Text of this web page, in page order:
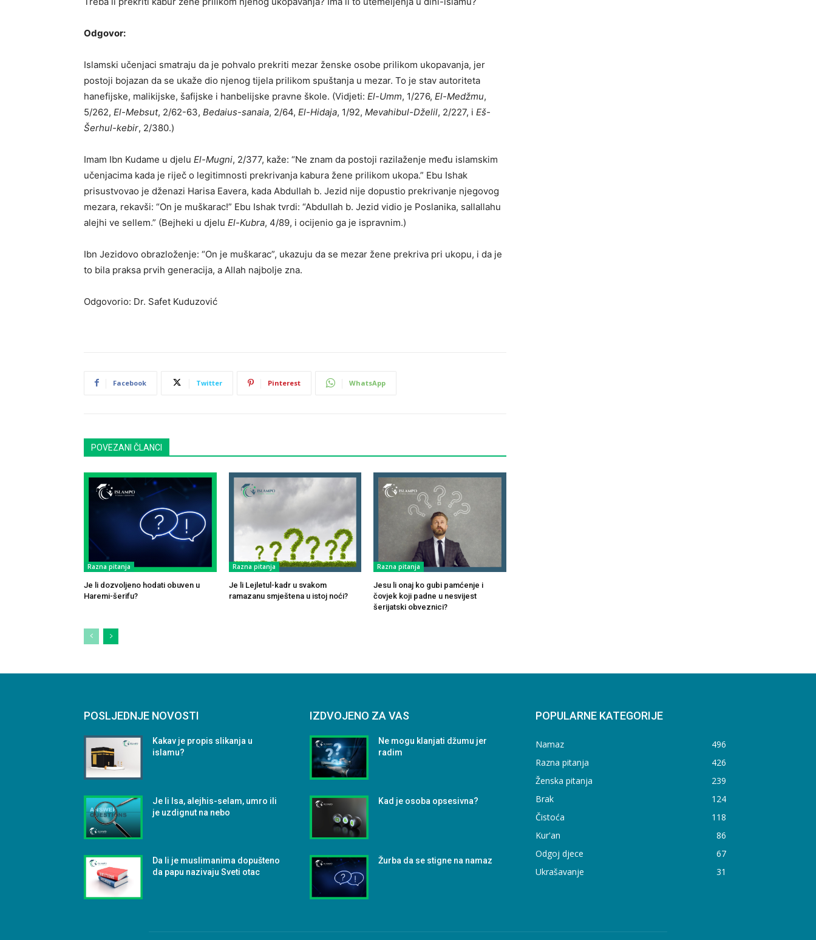
Odgovor:
Islamski učenjaci smatraju da je pohvalo prekriti mezar ženske osobe prilikom ukopavanja, jer
postoji bojazan da se ukaže dio njenog tijela prilikom spuštanja u mezar. To je stav autoriteta
hanefijske, malikijske, šafijske i hanbelijske pravne škole. (Vidjeti: El-Umm, 1/276, El-Medžmu,
5/262, El-Mebsut, 2/62-63, Bedaius-sanaia, 2/64, El-Hidaja, 1/92, Mevahibul-Dželil, 2/227, i Eš-
Šerhul-kebir, 2/380.)
Imam Ibn Kudame u djelu El-Mugni, 2/377, kaže: “Ne znam da postoji razilaženje među islamskim
učenjacima kada je riječ o legitimnosti prekrivanja kabura žene prilikom ukopa.” Ebu Ishak
prisustvovao je dženazi Harisa Eavera, kada Abdullah b. Jezid nije dopustio prekrivanje njegovog
mezara, rekavši: “On je muškarac!” Ebu Ishak tvrdi: “Abdullah b. Jezid vidio je Poslanika, sallallahu
alejhi ve sellem.” (Bejheki u djelu El-Kubra, 4/89, i ocijenio ga je ispravnim.)
Ibn Jezidovo obrazloženje: “On je muškarac”, ukazuju da se mezar žene prekriva pri ukopu, i da je
to bila praksa prvih generacija, a Allah najbolje zna.
Odgovorio: Dr. Safet Kuduzović
Facebook Twitter Pinterest WhatsApp
POVEZANI ČLANCI
Razna pitanja
Je li dozvoljeno hodati obuven u
Haremi-šerifu?
Razna pitanja
Je li Lejletul-kadr u svakom
ramazanu smještena u istoj noći?
Razna pitanja
Jesu li onaj ko gubi pamćenje i
čovjek koji padne u nesvijest
šerijatski obveznici?
POSLJEDNJE NOVOSTI
Kakav je propis slikanja u
islamu?
Je li Isa, alejhis-selam, umro ili
je uzdignut na nebo
Da li je muslimanima dopušteno
da papu nazivaju Sveti otac
IZDVOJENO ZA VAS
Ne mogu klanjati džumu jer
radim
Kad je osoba opsesivna?
Žurba da se stigne na namaz
POPULARNE KATEGORIJE
Namaz
496
Razna pitanja
426
Ženska pitanja
239
Brak
124
Čistoća
118
Kur'an
86
Odgoj djece
67
Ukrašavanje
31